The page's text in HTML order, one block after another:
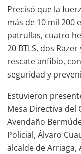
Precisó que la
más de 10 mil 200
patrullas, cuatro
20 BTLS, dos
rescate anfibio,
seguridad y
Estuvieron
Mesa Directiva del
Avendaño
Policial, Álvaro
alcalde de Arriaga,